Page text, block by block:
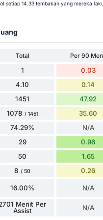
setiap 14.33 tembakan yang mereka
Total Per 90
1 0.03
4.10 0.14
1451 47.92
1078 / 1451 35.60
74.29% N/A
29 0.96
50 1.65
8 / 50 0.26
16.00% N/A
Menit Per
Assist
N/A